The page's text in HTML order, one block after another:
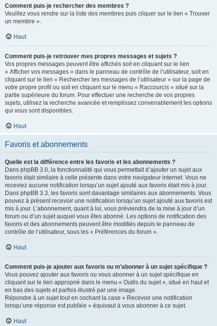
Comment puis-je rechercher des membres ?
Veuillez vous rendre sur la liste des membres puis cliquer sur le lien « Trouver
un membre ».
Haut
Comment puis-je retrouver mes propres messages et sujets ?
Vos propres messages peuvent être affichés soit en cliquant sur le lien
« Afficher vos messages » dans le panneau de contrôle de l’utilisateur, soit en
cliquant sur le lien « Rechercher les messages de l’utilisateur » sur la page de
votre propre profil ou soit en cliquant sur le menu « Raccourcis » situé sur la
partie supérieure du forum. Pour effectuer une recherche de vos propres
sujets, utilisez la recherche avancée et remplissez convenablement les options
qui vous sont disponibles.
Haut
Favoris et abonnements
Quelle est la différence entre les favoris et les abonnements ?
Dans phpBB 3.0, la fonctionnalité qui vous permettait d’ajouter un sujet aux
favoris était similaire à celle présente dans votre navigateur internet. Vous ne
receviez aucune notification lorsqu’un sujet ajouté aux favoris était mis à jour.
Dans phpBB 3.3, les favoris sont davantage similaires aux abonnements. Vous
pouvez à présent recevoir une notification lorsqu’un sujet ajouté aux favoris est
mis à jour. L’abonnement, quant à lui, vous préviendra de la mise à jour d’un
forum ou d’un sujet auquel vous êtes abonné. Les options de notification des
favoris et des abonnements peuvent être modifiés depuis le panneau de
contrôle de l’utilisateur, sous les « Préférences du forum ».
Haut
Comment puis-je ajouter aux favoris ou m’abonner à un sujet spécifique ?
Vous pouvez ajouter aux favoris ou vous abonner à un sujet spécifique en
cliquant sur le lien approprié dans le menu « Outils du sujet », situé en haut et
en bas des sujets et parfois illustré par une image.
Répondre à un sujet tout en cochant la case « Recevoir une notification
lorsqu’une réponse est publiée » équivaut à vous abonner à ce sujet.
Haut